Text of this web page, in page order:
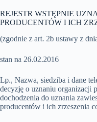
REJESTR WSTĘPNIE
PRODUCENTÓW I ICH
(zgodnie z art. 2b ustawy z
stan na 26.02.2016
Lp., Nazwa, siedziba i dane
decyzję o uznaniu organizacji
dochodzenia do uznania
producentów i ich zrzeszenia